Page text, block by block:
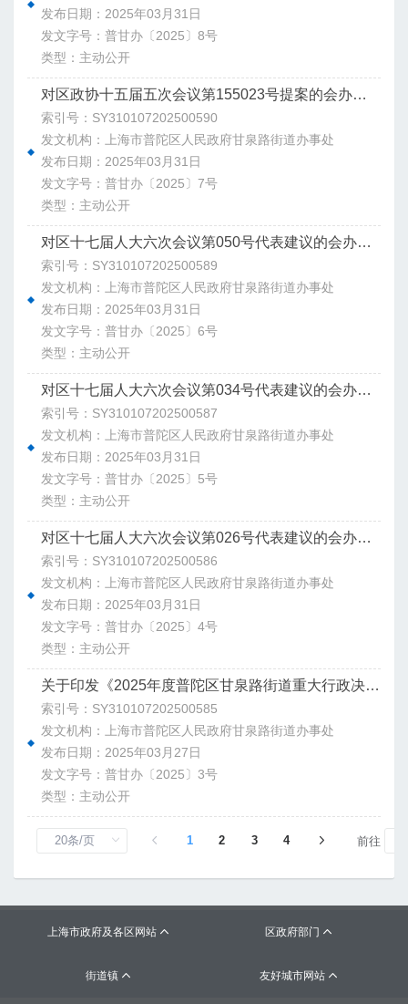
发布日期：2025年03月31日
发文字号：普甘办〔2025〕8号
类型：主动公开
对区政协十五届五次会议第155023号提案的会办意见
索引号：SY310107202500590
发文机构：上海市普陀区人民政府甘泉路街道办事处
发布日期：2025年03月31日
发文字号：普甘办〔2025〕7号
类型：主动公开
对区十七届人大六次会议第050号代表建议的会办意见
索引号：SY310107202500589
发文机构：上海市普陀区人民政府甘泉路街道办事处
发布日期：2025年03月31日
发文字号：普甘办〔2025〕6号
类型：主动公开
对区十七届人大六次会议第034号代表建议的会办意见
索引号：SY310107202500587
发文机构：上海市普陀区人民政府甘泉路街道办事处
发布日期：2025年03月31日
发文字号：普甘办〔2025〕5号
类型：主动公开
对区十七届人大六次会议第026号代表建议的会办意见
索引号：SY310107202500586
发文机构：上海市普陀区人民政府甘泉路街道办事处
发布日期：2025年03月31日
发文字号：普甘办〔2025〕4号
类型：主动公开
关于印发《2025年度普陀区甘泉路街道重大行政决策事项目录》的通知
索引号：SY310107202500585
发文机构：上海市普陀区人民政府甘泉路街道办事处
发布日期：2025年03月27日
发文字号：普甘办〔2025〕3号
类型：主动公开
1 2 3 4 前往
上海市政府及各区网站  区政府部门 
街道镇  友好城市网站 